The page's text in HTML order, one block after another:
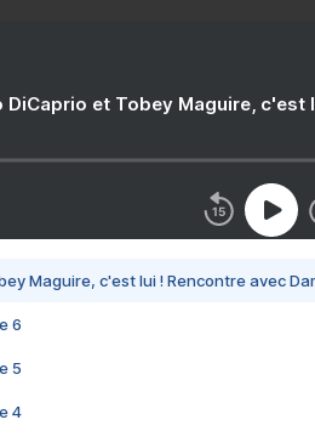
DiCaprio et Tobey Maguire, c'est
Maguire, c'est lui ! Rencontre avec
6
5
4